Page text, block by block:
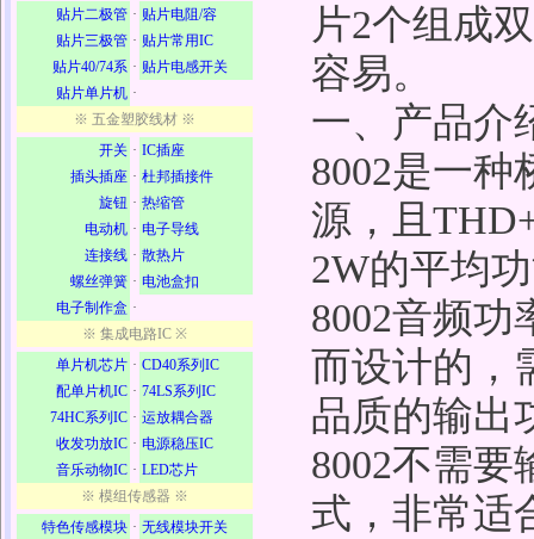
贴片二极管 · 贴片电阻/容
贴片三极管 · 贴片常用IC
贴片40/74系 · 贴片电感开关
贴片单片机 ·
※ 五金塑胶线材 ※
开关 · IC插座
插头插座 · 杜邦插接件
旋钮 · 热缩管
电动机 · 电子导线
连接线 · 散热片
螺丝弹簧 · 电池盒扣
电子制作盒 ·
※ 集成电路IC ※
单片机芯片 · CD40系列IC
配单片机IC · 74LS系列IC
74HC系列IC · 运放耦合器
收发功放IC · 电源稳压IC
音乐动物IC · LED芯片
※ 模组传感器 ※
特色传感模块 · 无线模块开关
片2个组成
容易。
一、产品介
8002是一
源，且
2W的平均
8002音频
而设计的，
品质的输出
8002不需
式，非常适